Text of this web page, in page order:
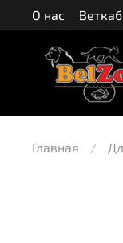
О нас
Главная